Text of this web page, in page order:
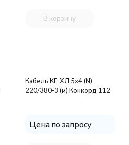
В корзину
Кабель КГ-ХЛ 5х4 (N)
220/380-3 (м) Конкорд 112
Цена по запросу